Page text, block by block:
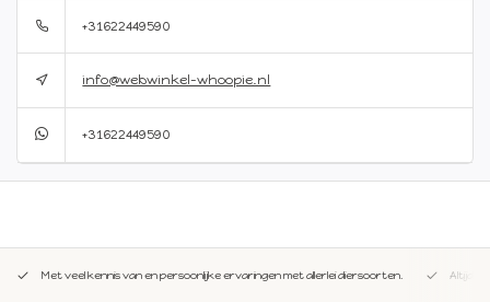
+31622449590
info@webwinkel-whoopie.nl
+31622449590
Met veel kennis van en persoonlijke ervaringen met allerlei diersoorten. Altijd